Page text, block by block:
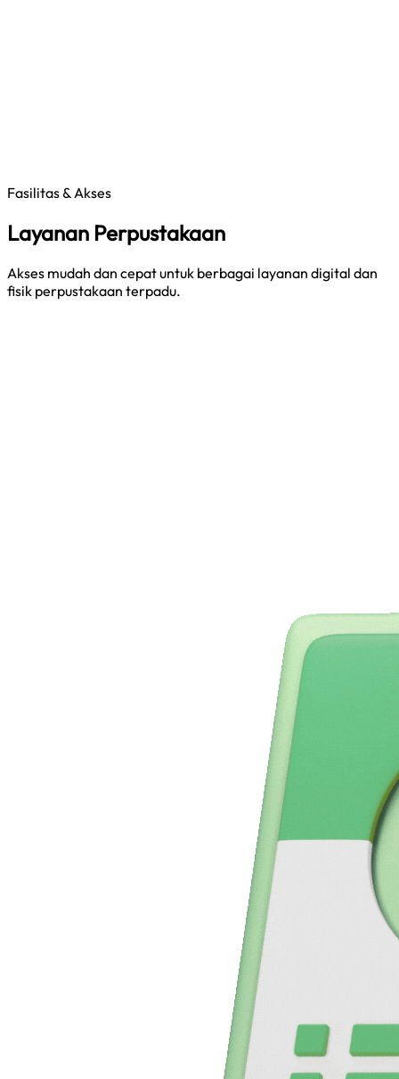
Fasilitas & Akses
Layanan Perpustakaan
Akses mudah dan cepat untuk berbagai layanan digital dan
fisik perpustakaan terpadu.